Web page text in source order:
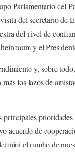
Parlamentario del
del secretario de
del nivel de
y el
y, sobre
más los lazos de
principales
acuerdo de
el rumbo de